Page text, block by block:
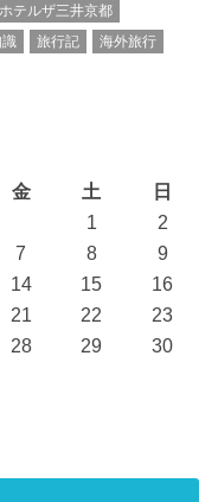
ホテルザ三井京都
旅行記
海外旅行
金 土
日
1
2
7 8
9
14 15
16
21 22
23
28 29
30